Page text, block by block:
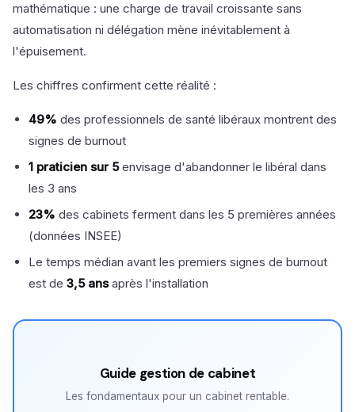
mathématique : une charge de travail croissante sans
automatisation ni délégation mène inévitablement à
l'épuisement.
Les chiffres confirment cette réalité :
49% des professionnels de santé libéraux montrent des
signes de burnout
1 praticien sur 5envisage d'abandonner le libéral dans
les 3 ans
23% des cabinets ferment dans les 5 premières années
(données INSEE)
Le temps médian avant les premiers signes de burnout
est de 3,5 ansaprès l'installation
Guide gestion de cabinet
Les fondamentaux pour un cabinet rentable.